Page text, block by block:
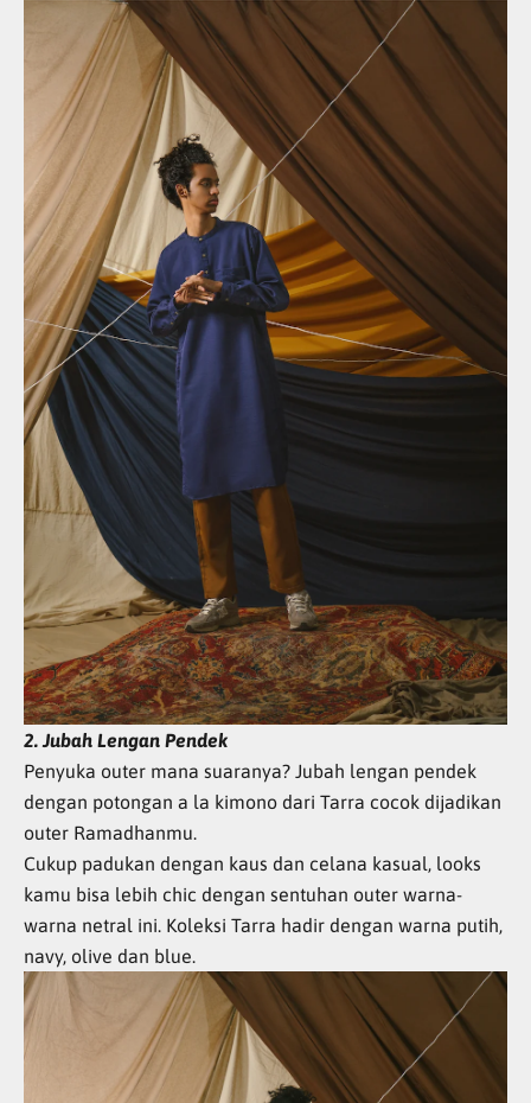
2. Jubah Lengan Pendek
Penyuka outer mana suaranya? Jubah lengan pendek
dengan potongan a la kimono dari Tarra cocok dijadikan
outer Ramadhanmu.
Cukup padukan dengan kaus dan celana kasual, looks
kamu bisa lebih chic dengan sentuhan outer warna-
warna netral ini. Koleksi Tarra hadir dengan warna putih,
navy, olive dan blue.